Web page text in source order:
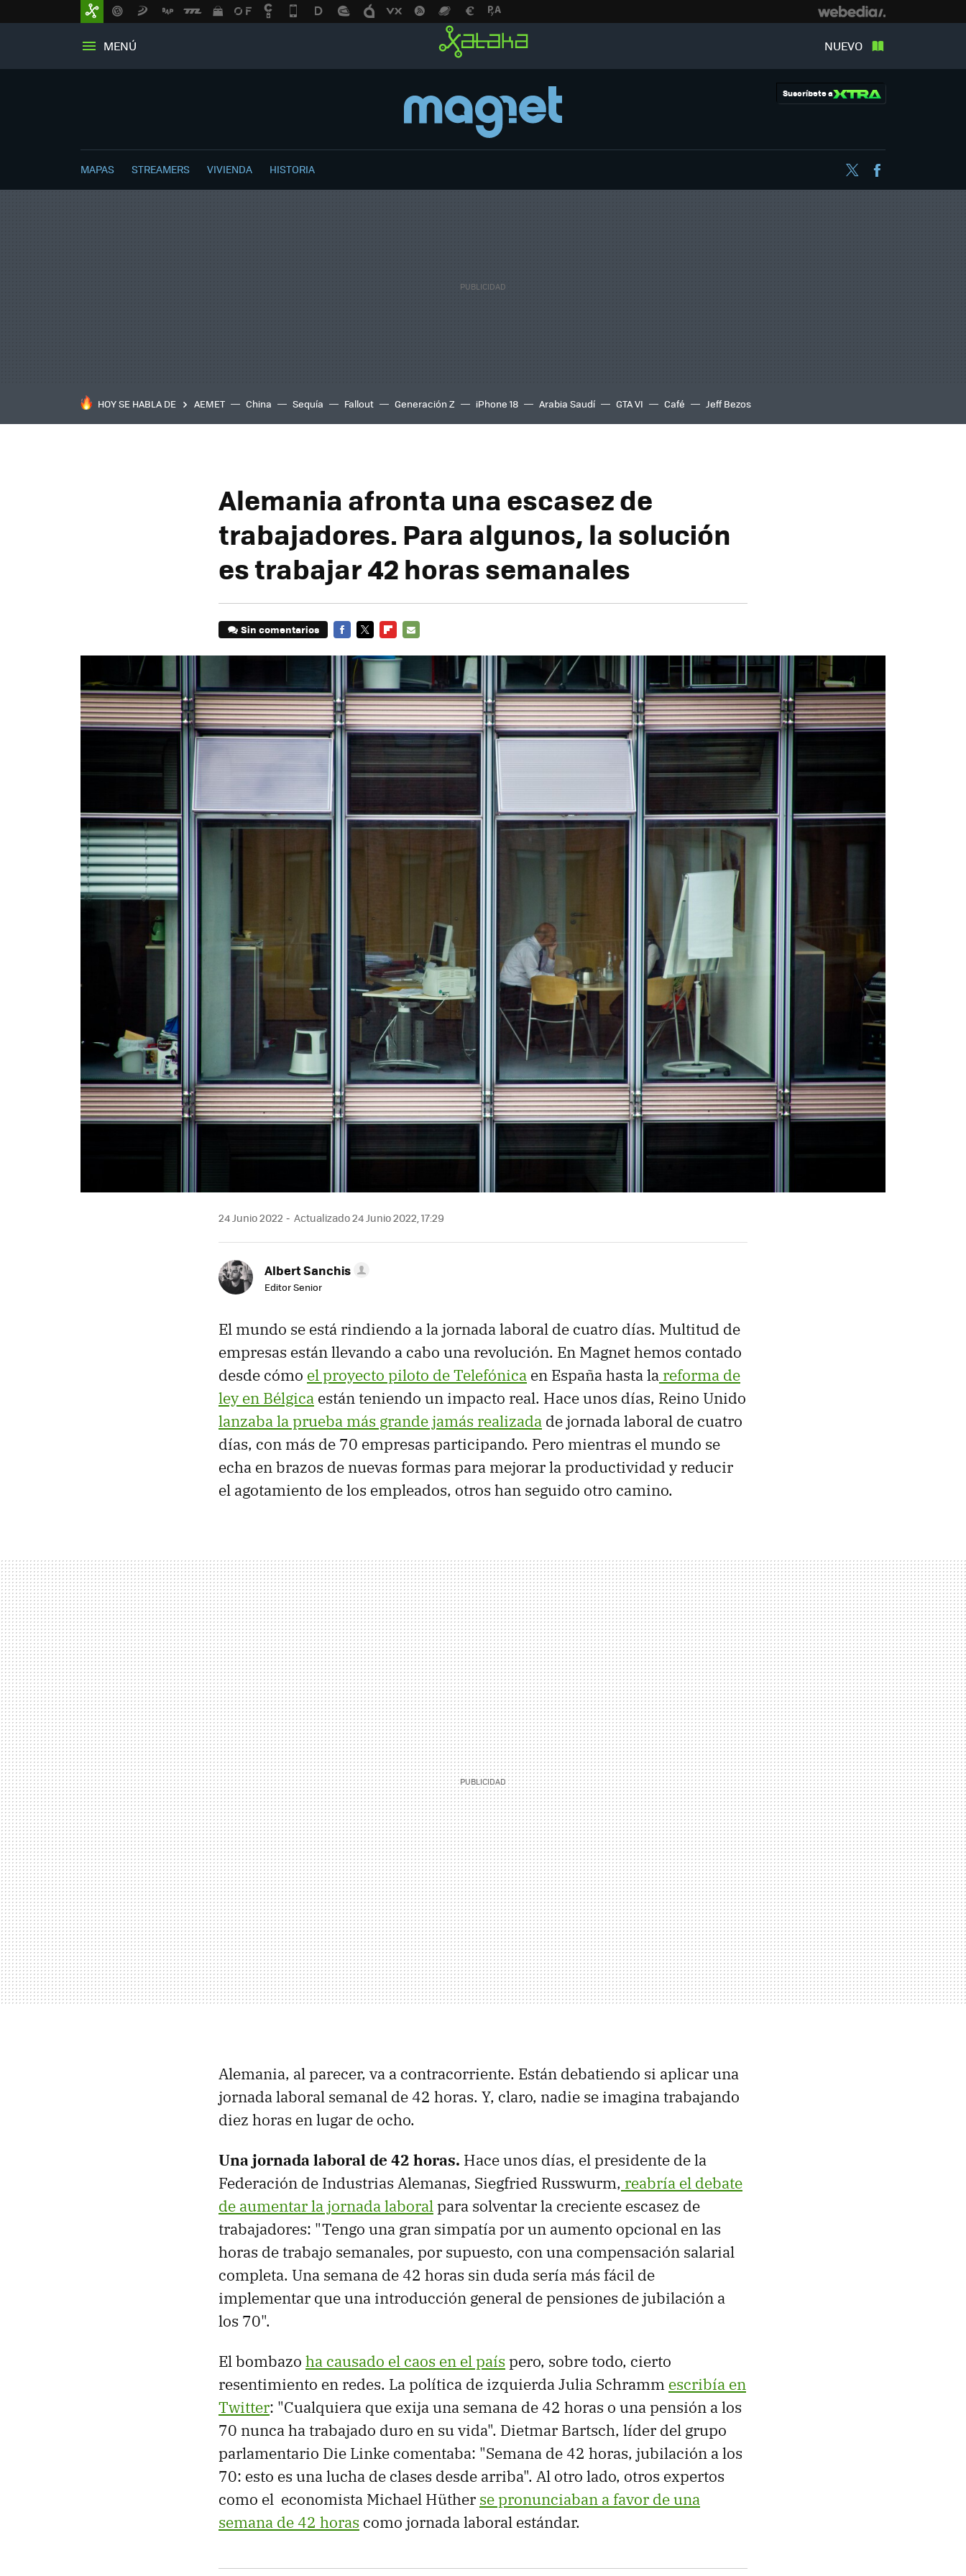
MENÚ NUEVO
Suscríbete a
MAPAS STREAMERS VIVIENDA HISTORIA Twitter
HOY SE HABLA DE AEMET China Sequía Fallout Generación Z iPhone 18 Arabia Saudí GTA VI Café Jeff Bezos
Alemania afronta una escasez de
trabajadores. Para algunos, la solución
es trabajar 42 horas semanales
Sin comentarios
24 Junio 2022 Actualizado 24 Junio 2022, 17:29
Albert Sanchis
Editor Senior
El mundo se está rindiendo a la jornada laboral de cuatro días. Multitud de
empresas están llevando a cabo una revolución. En Magnet hemos contado
desde cómo el proyecto piloto de Telefónica en España hasta la reforma de
ley en Bélgica están teniendo un impacto real. Hace unos días, Reino Unido
lanzaba la prueba más grande jamás realizada de jornada laboral de cuatro
días, con más de 70 empresas participando. Pero mientras el mundo se
echa en brazos de nuevas formas para mejorar la productividad y reducir
el agotamiento de los empleados, otros han seguido otro camino.
Alemania, al parecer, va a contracorriente. Están debatiendo si aplicar una
jornada laboral semanal de 42 horas. Y, claro, nadie se imagina trabajando
diez horas en lugar de ocho.
Una jornada laboral de 42 horas. Hace unos días, el presidente de la
Federación de Industrias Alemanas, Siegfried Russwurm, reabría el debate
de aumentar la jornada laboralpara solventar la creciente escasez de
trabajadores: "Tengo una gran simpatía por un aumento opcional en las
horas de trabajo semanales, por supuesto, con una compensación salarial
completa. Una semana de 42 horas sin duda sería más fácil de
implementar que una introducción general de pensiones de jubilación a
los 70".
El bombazo ha causado el caos en el país pero, sobre todo, cierto
resentimiento en redes. La política de izquierda Julia Schramm escribía en
Twitter: "Cualquiera que exija una semana de 42 horas o una pensión a los
70 nunca ha trabajado duro en su vida". Dietmar Bartsch, líder del grupo
parlamentario Die Linke comentaba: "Semana de 42 horas, jubilación a los
70: esto es una lucha de clases desde arriba". Al otro lado, otros expertos
como el economista Michael Hüther se pronunciaban a favor de una
semana de 42 horas como jornada laboral estándar.